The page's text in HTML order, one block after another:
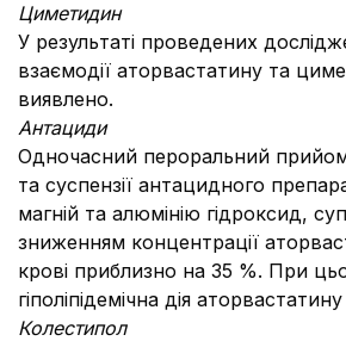
Циметидин
У результаті проведених
взаємодії аторвастатину та
виявлено.
Антациди
Одночасний пероральний
та суспензії антацидного
магній та алюмінію гідроксид,
зниженням концентрації
крові приблизно на 35 %. При
гіполіпідемічна дія
Колестипол